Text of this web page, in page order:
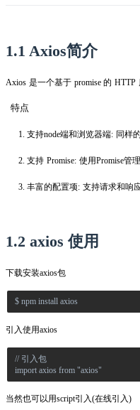
1.1 Axios简介
Axios 是一个基于 promise 的 HTTP
特点
支持node端和浏览器端: 同样
支持 Promise: 使用Promise管
丰富的配置项: 支持请求和响
1.2 axios 使用
下载安装axios包
$ npm install axios
引入使用axios
// 引入包
import axios from "axios"
当然也可以用script引入(在线引入)